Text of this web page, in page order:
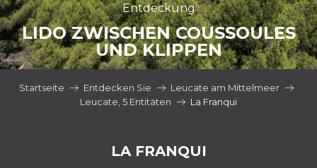
Entdeckung
LIDO ZWISCHEN COUSSOULES
UND KLIPPEN
Startseite Entdecken Sie
Leucate am Mittelmeer
Leucate, 5 Entitäten
La Franqui
LA FRANQUI